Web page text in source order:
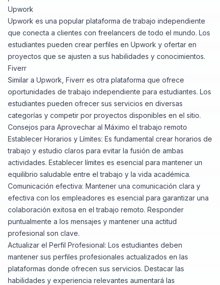
Upwork
Upwork es una popular plataforma de trabajo independiente
que conecta a clientes con freelancers de todo el mundo. Los
estudiantes pueden crear perfiles en Upwork y ofertar en
proyectos que se ajusten a sus habilidades y conocimientos.
Fiverr
Similar a Upwork, Fiverr es otra plataforma que ofrece
oportunidades de trabajo independiente para estudiantes. Los
estudiantes pueden ofrecer sus servicios en diversas
categorías y competir por proyectos disponibles en el sitio.
Consejos para Aprovechar al Máximo el trabajo remoto
Establecer Horarios y Límites: Es fundamental crear horarios de
trabajo y estudio claros para evitar la fusión de ambas
actividades. Establecer límites es esencial para mantener un
equilibrio saludable entre el trabajo y la vida académica.
Comunicación efectiva: Mantener una comunicación clara y
efectiva con los empleadores es esencial para garantizar una
colaboración exitosa en el trabajo remoto. Responder
puntualmente a los mensajes y mantener una actitud
profesional son clave.
Actualizar el Perfil Profesional: Los estudiantes deben
mantener sus perfiles profesionales actualizados en las
plataformas donde ofrecen sus servicios. Destacar las
habilidades y experiencia relevantes aumentará las